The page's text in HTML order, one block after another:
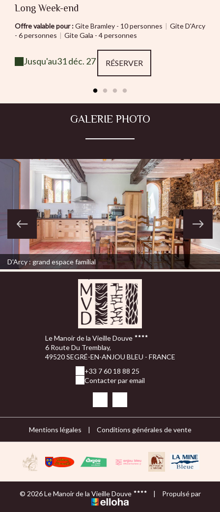
Long Week-end
Offre valable pour :Gite Bramley - 10 personnes | Gite D'Arcy
- 6 personnes | Gite Gala - 4 personnes
Jusqu'au31 déc. 27 RÉSERVER
GALERIE PHOTO
D'Arcy : grand espace familial
Le Manoir de la Vieille Douve
6 Route Du Tremblay,
49520 SEGRÉ-EN-ANJOU BLEU - FRANCE
+33 7 60 18 88 25
Contacter par email
Mentions légales | Conditions générales de vente
© 2026 Le Manoir de la Vieille Douve | Propulsé par